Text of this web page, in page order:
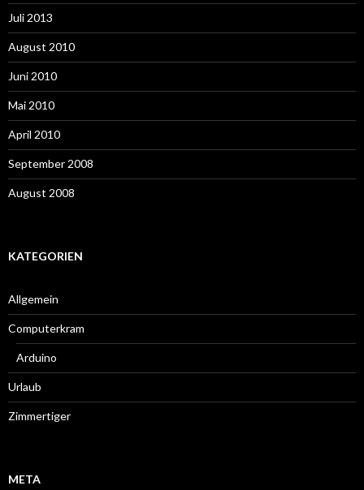
Juli 2013
August 2010
Juni 2010
Mai 2010
April 2010
September 2008
August 2008
KATEGORIEN
Allgemein
Computerkram
Arduino
Urlaub
Zimmertiger
META